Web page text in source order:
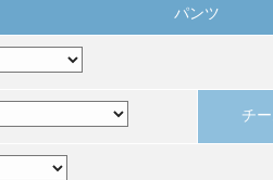
パンツ
チ